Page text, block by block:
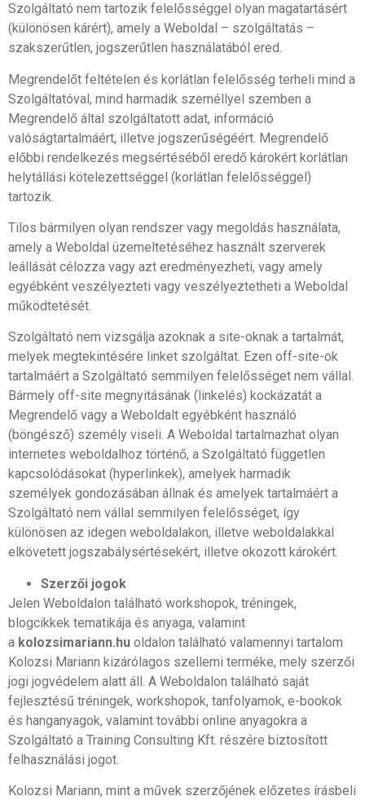
Szolgáltató nem tartozik felelősséggel olyan magatartásért
(különösen kárért), amely a Weboldal – szolgáltatás –
szakszerűtlen, jogszerűtlen használatából ered.
Megrendelőt feltételen és korlátlan felelősség terheli mind a
Szolgáltatóval, mind harmadik személlyel szemben a
Megrendelő által szolgáltatott adat, információ
valóságtartalmáért, illetve jogszerűségéért. Megrendelő
előbbi rendelkezés megsértéséből eredő károkért korlátlan
helytállási kötelezettséggel (korlátlan felelősséggel)
tartozik.
Tilos bármilyen olyan rendszer vagy megoldás használata,
amely a Weboldal üzemeltetéséhez használt szerverek
leállását célozza vagy azt eredményezheti, vagy amely
egyébként veszélyezteti vagy veszélyeztetheti a Weboldal
működtetését.
Szolgáltató nem vizsgálja azoknak a site-oknak a tartalmát,
melyek megtekintésére linket szolgáltat. Ezen off-site-ok
tartalmáért a Szolgáltató semmilyen felelősséget nem vállal.
Bármely off-site megnyitásának (linkelés) kockázatát a
Megrendelő vagy a Weboldalt egyébként használó
(böngésző) személy viseli. A Weboldal tartalmazhat olyan
internetes weboldalhoz történő, a Szolgáltató független
kapcsolódásokat (hyperlinkek), amelyek harmadik
személyek gondozásában állnak és amelyek tartalmáért a
Szolgáltató nem vállal semmilyen felelősséget, így
különösen az idegen weboldalakon, illetve weboldalakkal
elkövetett jogszabálysértésekért, illetve okozott károkért.
Szerzői jogok
Jelen Weboldalon található workshopok, tréningek,
blogcikkek tematikája és anyaga, valamint
a kolozsimariann.hu oldalon található valamennyi tartalom
Kolozsi Mariann kizárólagos szellemi terméke, mely szerzői
jogi jogvédelem alatt áll. A Weboldalon található saját
fejlesztésű tréningek, workshopok, tanfolyamok, e-bookok
és hanganyagok, valamint további online anyagokra a
Szolgáltató a Training Consulting Kft. részére biztosított
felhasználási jogot.
Kolozsi Mariann, mint a művek szerzőjének előzetes írásbeli